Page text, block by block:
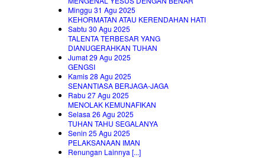
Minggu 31 Agu 2025
KEHORMATAN ATAU KERENDAHAN HATI
Sabtu 30 Agu 2025
TALENTA TERBESAR YANG
DIANUGERAHKAN TUHAN
Jumat 29 Agu 2025
GENGSI
Kamis 28 Agu 2025
SENANTIASA BERJAGA-JAGA
Rabu 27 Agu 2025
MENOLAK KEMUNAFIKAN
Selasa 26 Agu 2025
TUHAN TAHU SEGALANYA
Senin 25 Agu 2025
PELAKSANAAN IMAN
Renungan Lainnya [...]